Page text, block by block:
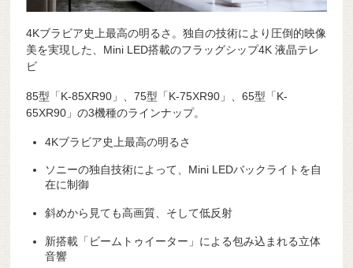
4Kブラビア史上最高の明るさ。独自の技術により圧倒的映像
美を実現した、Mini LED搭載のフラッグシップ4K 液晶テレ
ビ
85型「K-85XR90」、75型「K-75XR90」、65型「K-
65XR90」の3機種のラインナップ。
4Kブラビア史上最高の明るさ
ソニーの独自技術によって、Mini LEDバックライトを自
在に制御
斜めから見ても高画質、そして低反射
新搭載「ビームトゥイーター」による包み込まれる立体
音響